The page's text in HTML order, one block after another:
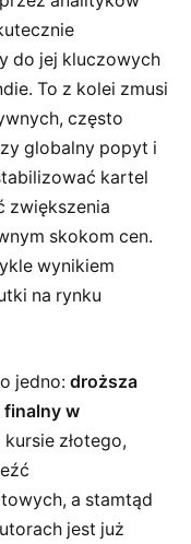
do jej kluczowych
To z kolei zmusi
często
globalny popyt i
kartel
zwiększenia
skokom cen.
wynikiem
na rynku
jedno: droższa
w
złotego,
a stamtąd
jest już